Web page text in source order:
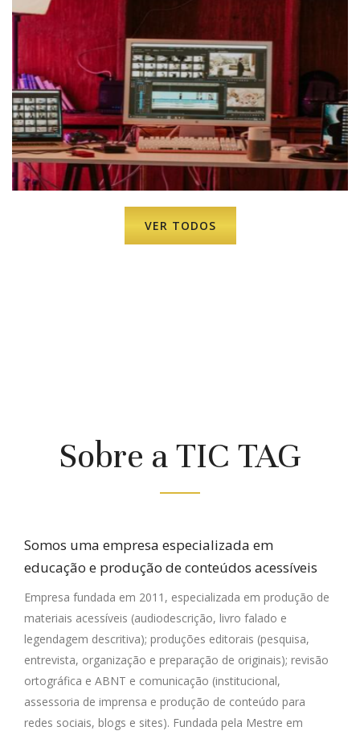
VER TODOS
Sobre a TIC TAG
Somos uma empresa especializada em
educação e produção de conteúdos acessíveis
Empresa fundada em 2011, especializada em produção de
materiais acessíveis (audiodescrição, livro falado e
legendagem descritiva); produções editorais (pesquisa,
entrevista, organização e preparação de originais); revisão
ortográfica e ABNT e comunicação (institucional,
assessoria de imprensa e produção de conteúdo para
redes sociais, blogs e sites). Fundada pela Mestre em